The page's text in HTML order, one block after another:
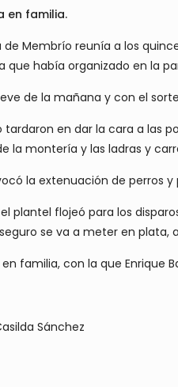
en familia.
de Membrío reunía a los
que había organizado en la
de la mañana y con el
tardaron en dar la cara a las
la montería y las ladras y
la extenuación de perros
plantel flojeó para los
se va a meter en
familia, con la que Enrique
Sánchez